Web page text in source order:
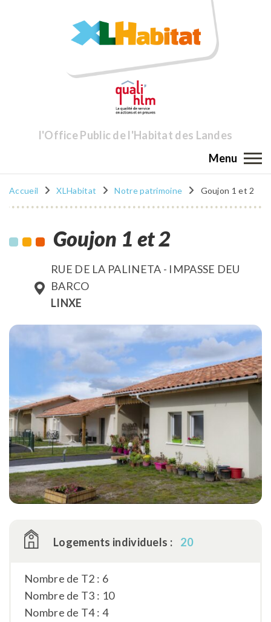
l'Office Public de l'Habitat des Landes
Menu
Accueil XLHabitat Notre patrimoine Goujon 1 et 2
Goujon 1 et 2
RUE DE LA PALINETA - IMPASSE DEU
BARCO
LINXE
Logements individuels : 20
Nombre de T2 : 6
Nombre de T3 : 10
Nombre de T4 : 4